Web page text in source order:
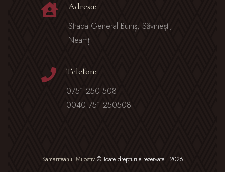
Adresa:
Strada General Buniș, Săvinești,
Neamț
Telefon:
0751 250 508
0040 751 250508
Samariteanul Milostiv © Toate drepturile rezervate | 2026